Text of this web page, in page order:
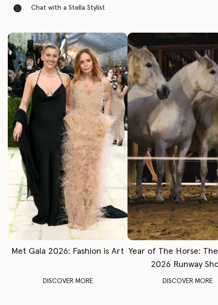
Chat with a Stella Stylist
Met Gala 2026: Fashion is Art
DISCOVER MORE
Year of The Horse:
2026 Runway
DISCOVER MORE